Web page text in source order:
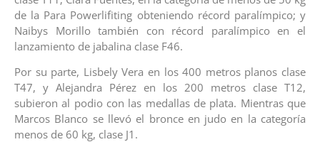
de la Para Powerlifiting obteniendo récord paralímpico; y
Naibys Morillo también con récord paralímpico en el
lanzamiento de jabalina clase F46.
Por su parte, Lisbely Vera en los 400 metros planos clase
T47, y Alejandra Pérez en los 200 metros clase T12,
subieron al podio con las medallas de plata. Mientras que
Marcos Blanco se llevó el bronce en judo en la categoría
menos de 60 kg, clase J1.